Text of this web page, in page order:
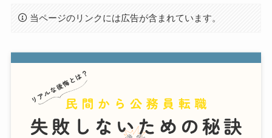
当ページのリンクには広告が含まれています。